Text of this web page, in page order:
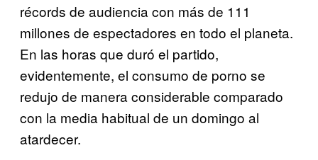
récords de audiencia con más de 111
millones de espectadores en todo el planeta.
En las horas que duró el partido,
evidentemente, el consumo de porno se
redujo de manera considerable comparado
con la media habitual de un domingo al
atardecer.